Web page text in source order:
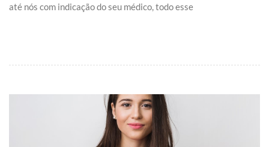
até nós com indicação do seu médico, todo esse